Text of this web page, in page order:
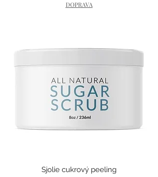
DOPRAVA
Sjolie cukrový peeling